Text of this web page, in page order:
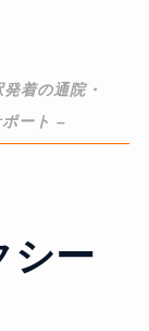
着の通院・
ート –
シー